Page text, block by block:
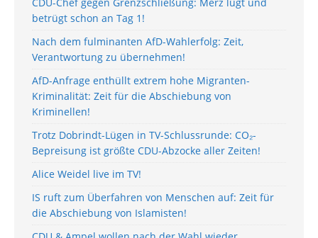
CDU-Chef gegen Grenzschließung: Merz lügt und
betrügt schon an Tag 1!
Nach dem fulminanten AfD-Wahlerfolg: Zeit,
Verantwortung zu übernehmen!
AfD-Anfrage enthüllt extrem hohe Migranten-
Kriminalität: Zeit für die Abschiebung von
Kriminellen!
Trotz Dobrindt-Lügen in TV-Schlussrunde: CO₂-
Bepreisung ist größte CDU-Abzocke aller Zeiten!
Alice Weidel live im TV!
IS ruft zum Überfahren von Menschen auf: Zeit für
die Abschiebung von Islamisten!